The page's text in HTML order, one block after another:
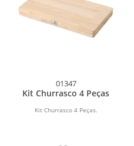
01347
Kit Churrasco 4 Peças
Kit Churrasco 4 Peças.